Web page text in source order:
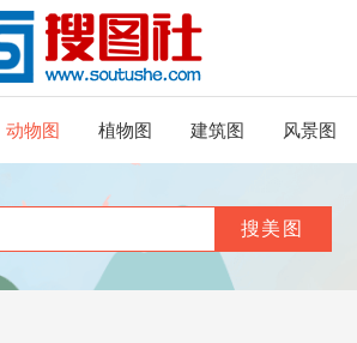
动物图 植物图 建筑图 风景图